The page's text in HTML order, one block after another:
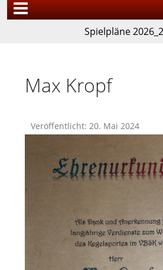
Spielpläne
Max Kropf
Veröffentlicht: 20. Mai 2024